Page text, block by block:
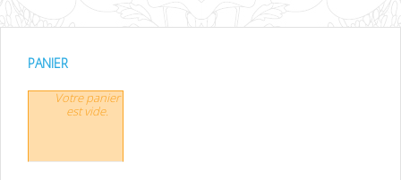
PANIER
Votre panier
est vide.